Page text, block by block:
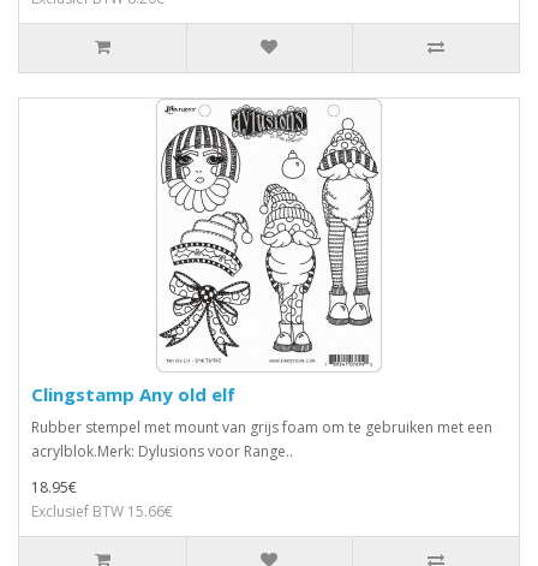
Clingstamp Any old elf
Rubber stempel met mount van grijs foam om te gebruiken met een
acrylblok.Merk: Dylusions voor Range..
18.95€
Exclusief BTW 15.66€